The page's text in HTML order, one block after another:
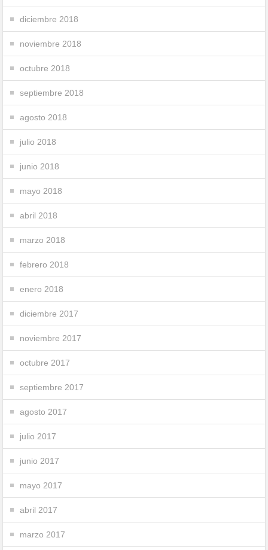
diciembre 2018
noviembre 2018
octubre 2018
septiembre 2018
agosto 2018
julio 2018
junio 2018
mayo 2018
abril 2018
marzo 2018
febrero 2018
enero 2018
diciembre 2017
noviembre 2017
octubre 2017
septiembre 2017
agosto 2017
julio 2017
junio 2017
mayo 2017
abril 2017
marzo 2017